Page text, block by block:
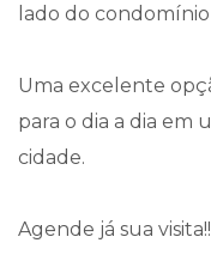
lado do
Uma excelente
para o dia a dia em
cidade.
Agende já sua